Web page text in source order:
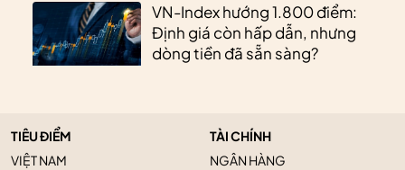
VN-Index hướng 1.800 điểm:
Định giá còn hấp dẫn, nhưng
dòng tiền đã sẵn sàng?
TIÊU ĐIỂM
VIỆT NAM
TÀI CHÍNH
NGÂN HÀNG